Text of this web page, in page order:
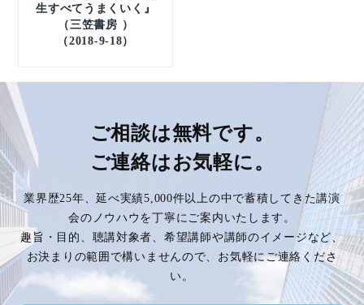
生すべてうまくいく』
（三笠書房 ）
（2018-9-18）
ご相談は無料です。
ご連絡はお気軽に。
業界歴25年、延べ実績5,000件以上の中で蓄積してきた講演
会のノウハウを丁寧にご案内いたします。
趣旨・目的、聴講対象者、希望講師や講師のイメージなど、
お決まりの範囲で構いませんので、お気軽にご連絡くださ
い。